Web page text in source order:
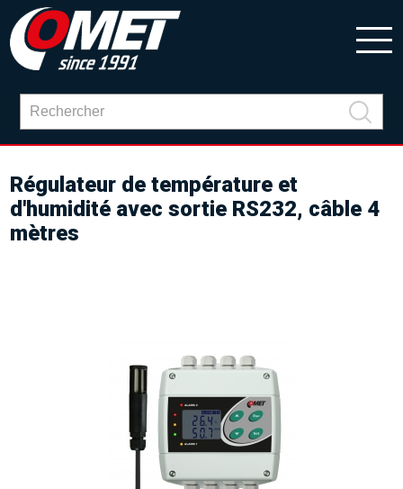
Régulateur de température et
d'humidité avec sortie RS232, câble 4
mètres